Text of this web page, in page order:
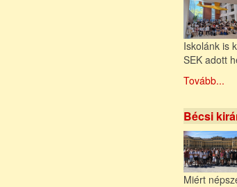
Iskolánk is
SEK adott
Tovább...
Bécsi
Miért